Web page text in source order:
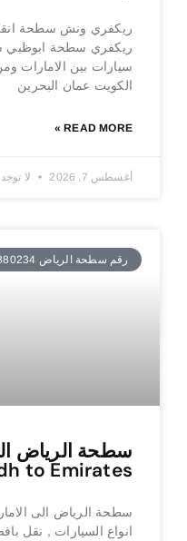
ريكفري ونش سطحة انقاذ
ريكفري سطحة
سيارات بين الامارات
الكويت عمان البحرين
READ MORE »
أغسطس 7, 2026 لا
رقم سطحة الرياض 00971502880234
سطحة الرياض
to Emirates
سطحة الرياض الى
انواع السيارات , نقل